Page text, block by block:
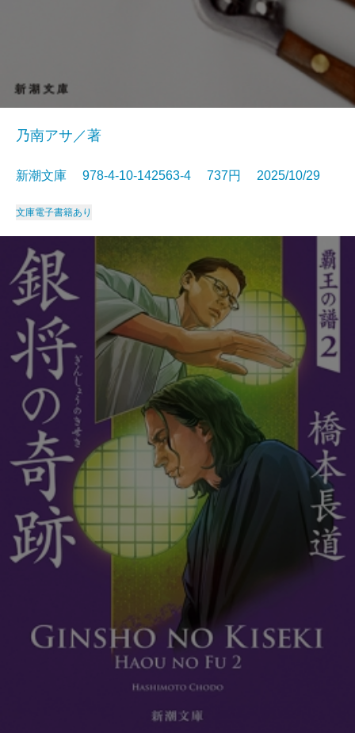
乃南アサ／著
新潮文庫 978-4-10-142563-4 737円 2025/10/29
文庫電子書籍あり